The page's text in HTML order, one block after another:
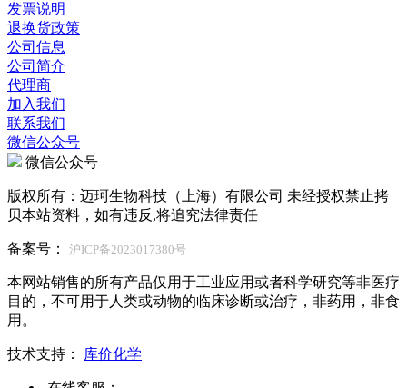
发票说明
退换货政策
公司信息
公司简介
代理商
加入我们
联系我们
微信公众号
微信公众号
版权所有：迈珂生物科技（上海）有限公司 未经授权禁止拷
贝本站资料，如有违反,将追究法律责任
备案号： 沪ICP备2023017380号
本网站销售的所有产品仅用于工业应用或者科学研究等非医疗
目的，不可用于人类或动物的临床诊断或治疗，非药用，非食
用。
技术支持： 库价化学